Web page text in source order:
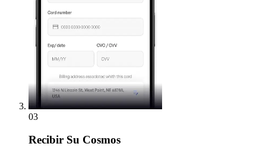
03
Recibir Su Cosmos